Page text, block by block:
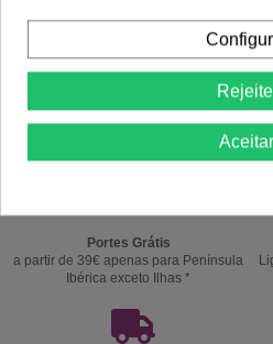
Portes Grátis
a partir de 39€ apenas para Península
Ibérica exceto Ilhas *
Aceitar